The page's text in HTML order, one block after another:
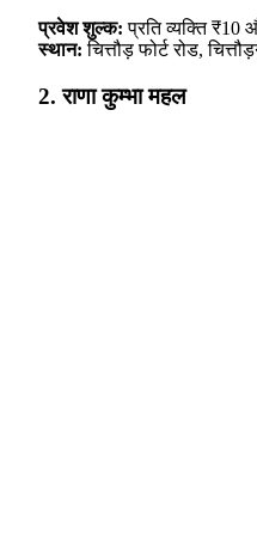
प्रवेश शुल्क: प्रति व्यक्ति ₹10
स्थान: चित्तौड़ फोर्ट रोड,
2. राणा कुम्भा महल